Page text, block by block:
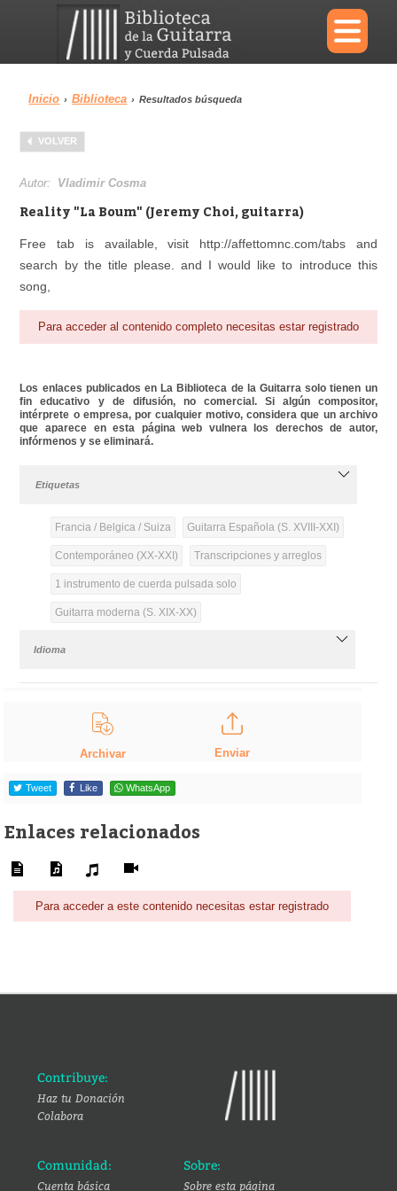
×
Menu
Biblioteca
Área personal Reproductor
Inicio › Biblioteca › Resultados búsqueda
VOLVER
Autor: Vladimir Cosma
Reality "La Boum" (Jeremy Choi, guitarra)
Free tab is available, visit http://affettomnc.com/tabs and
search by the title please. and I would like to introduce this
song,
Para acceder al contenido completo necesitas estar registrado
Los enlaces publicados en La Biblioteca de la Guitarra solo tienen un
fin educativo y de difusión, no comercial. Si algún compositor,
intérprete o empresa, por cualquier motivo, considera que un archivo
que aparece en esta página web vulnera los derechos de autor,
infórmenos y se eliminará.
Etiquetas
Francia / Belgica / Suiza Guitarra Española (S. XVIII-XXI)
Contemporáneo (XX-XXI) Transcripciones y arreglos
1 instrumento de cuerda pulsada solo
Guitarra moderna (S. XIX-XX)
Idioma
Archivar Enviar
Tweet Like WhatsApp
Enlaces relacionados
Para acceder a este contenido necesitas estar registrado
Contribuye:
Haz tu Donación
Colabora
Comunidad:
Cuenta básica
Sobre:
Sobre esta página